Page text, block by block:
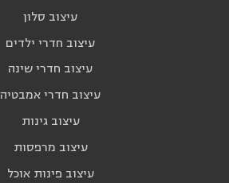
עיצוב סלון
עיצוב חדרי ילדים
עיצוב חדרי שינה
עיצוב חדרי אמבטיה
עיצוב גינות
עיצוב מרפסות
עיצוב פינות אוכל